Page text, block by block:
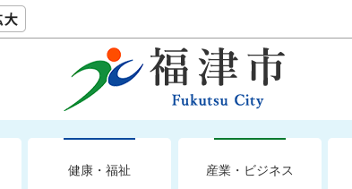
健康・福祉 産業・ビジネス